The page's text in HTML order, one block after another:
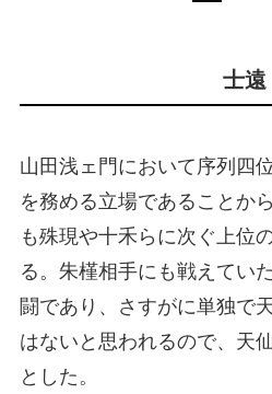
士遠
山田浅ェ門において序列四
を務める立場であることか
も殊現や十禾らに次ぐ上位
る。朱槿相手にも戦えてい
闘であり、さすがに単独で
はないと思われるので、天
とした。